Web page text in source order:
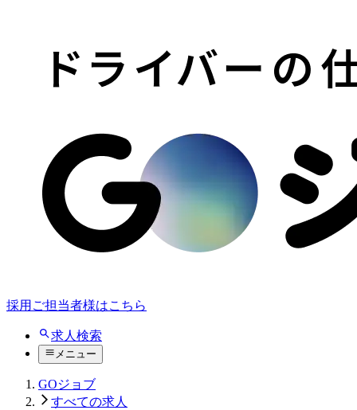
採用ご担当者様はこちら
求人検索
メニュー
GOジョブ
すべての求人